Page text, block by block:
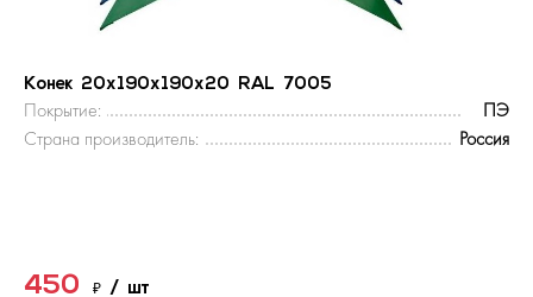
Конек 20х190х190х20 RAL 7005
Покрытие:
ПЭ
Страна производитель:
Россия
450 ₽ / шт